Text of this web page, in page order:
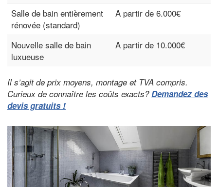
Salle de bain entièrement
rénovée (standard)
A partir de 6.000€
Nouvelle salle de bain
luxueuse
A partir de 10.000€
Il s’agit de prix moyens, montage et TVA compris.
Curieux de connaître les coûts exacts?Demandez des
devis gratuits !